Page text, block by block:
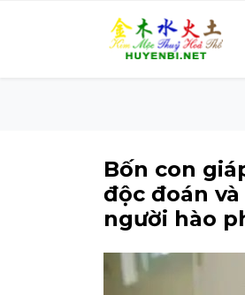
Bốn con
độc đoán
người hào